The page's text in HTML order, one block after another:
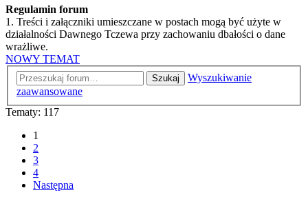
Regulamin forum
1. Treści i załączniki umieszczane w postach mogą być użyte w
działalności Dawnego Tczewa przy zachowaniu dbałości o dane
wrażliwe.
NOWY TEMAT
Szukaj
Wyszukiwanie
zaawansowane
Tematy: 117
1
2
3
4
Następna